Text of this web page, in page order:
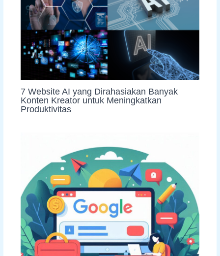
7 Website AI yang Dirahasiakan Banyak
Konten Kreator untuk Meningkatkan
Produktivitas